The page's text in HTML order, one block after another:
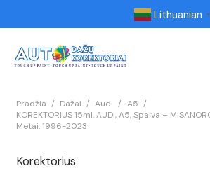
Lithuanian ▼
Pradžia / Dažai / Audi / A5 /
KOREKTORIUS 15ml. AUDI, A5, Spalva –
Metai: 1996-2023
Korektorius